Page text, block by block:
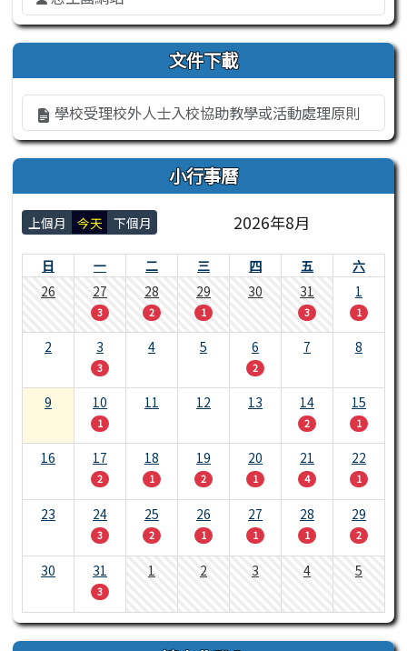
文件下載
學校受理校外人士入校協助教學或活動處理原則
小行事曆
上個月 今天 下個月 2026年8月
日 一 二 三 四 五
六
26
27
3
28
2
29
1
30 31
3
1
1
2 3
3
4 5 6
2
7 8
9 10
1
11 12 13 14
2
15
1
16 17
2
18
1
19
2
20
1
21
4
22
1
23 24
3
25
2
26
1
27
1
28
1
29
2
30 31
3
1 2 3 4 5